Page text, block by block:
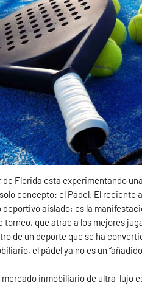
de Florida está experimentando
concepto: el Pádel. El reciente
deportivo aislado; es la
torneo, que atrae a los mejores
de un deporte que se ha
el pádel ya no es un
mercado inmobiliario de ultra-lujo